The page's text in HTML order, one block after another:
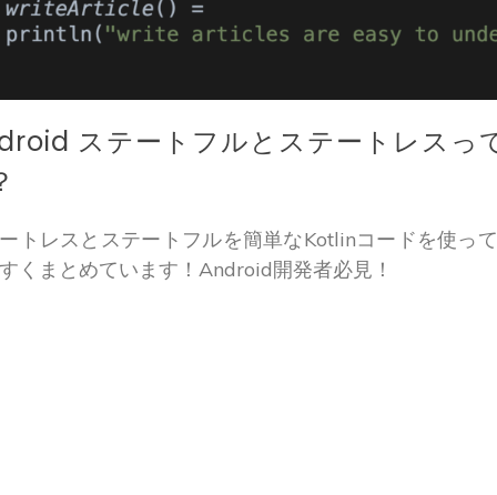
ステートフルとステートレスっ
トレスとステートフルを簡単なKotlinコードを使っ
くまとめています！Android開発者必見！